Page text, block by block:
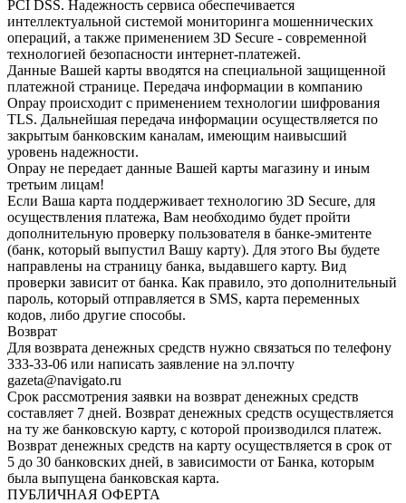
PCI DSS. Надежность сервиса обеспечивается
интеллектуальной системой мониторинга мошеннических
операций, а также применением 3D Secure - современной
технологией безопасности интернет-платежей.
Данные Вашей карты вводятся на специальной защищенной
платежной странице. Передача информации в компанию
Onpay происходит с применением технологии шифрования
TLS. Дальнейшая передача информации осуществляется по
закрытым банковским каналам, имеющим наивысший
уровень надежности.
Onpay не передает данные Вашей карты магазину и иным
третьим лицам!
Если Ваша карта поддерживает технологию 3D Secure, для
осуществления платежа, Вам необходимо будет пройти
дополнительную проверку пользователя в банке-эмитенте
(банк, который выпустил Вашу карту). Для этого Вы будете
направлены на страницу банка, выдавшего карту. Вид
проверки зависит от банка. Как правило, это дополнительный
пароль, который отправляется в SMS, карта переменных
кодов, либо другие способы.
Возврат
Для возврата денежных средств нужно связаться по телефону
333-33-06 или написать заявление на эл.почту
gazeta@navigato.ru
Срок рассмотрения заявки на возврат денежных средств
составляет 7 дней. Возврат денежных средств осуществляется
на ту же банковскую карту, с которой производился платеж.
Возврат денежных средств на карту осуществляется в срок от
5 до 30 банковских дней, в зависимости от Банка, которым
была выпущена банковская карта.
ПУБЛИЧНАЯ ОФЕРТА